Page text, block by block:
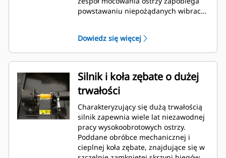
powstawaniu niepożądanych wibracji.
tnącego ponad pniaki i kamienie.
Dowiedz się więcej
Silnik i koła zębate o dużej
trwałości
Charakteryzujący się dużą trwałością
silnik zapewnia wiele lat niezawodnej
pracy wysokoobrotowych ostrzy.
Poddane obróbce mechanicznej i
cieplnej koła zębate, znajdujące się w